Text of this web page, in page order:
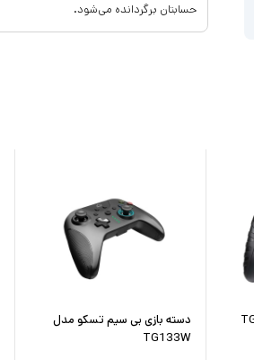
حسابتان برگردانده می‌شود.
دسته بازی بی سیم تسکو مدل
TG133W